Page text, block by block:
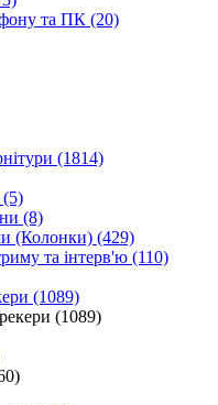
та ПК (20)
(1814)
(5)
(8)
(Колонки) (429)
та інтерв'ю (110)
(1089)
(1089)